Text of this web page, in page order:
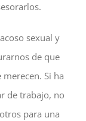
sexual y
de que
Si ha
de trabajo, no
para una